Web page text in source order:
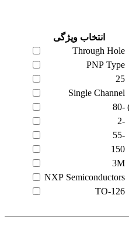
انتخاب ویژگی
Through Hole
PNP Type
25
Single Channel
-80
-2
-55
150
3M
NXP Semiconductors
TO-126